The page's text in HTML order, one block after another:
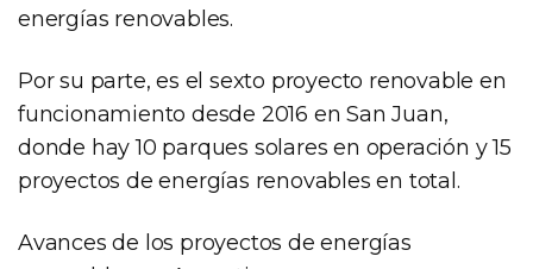
energías renovables.
Por su parte, es el sexto proyecto renovable en
funcionamiento desde 2016 en San Juan,
donde hay 10 parques solares en operación y 15
proyectos de energías renovables en total.
Avances de los proyectos de energías